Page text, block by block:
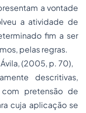
a vontade
a atividade de
fim a ser
pelas regras.
(2005, p. 70),
descritivas,
pretensão de
cuja aplicação se